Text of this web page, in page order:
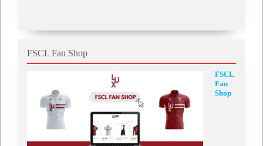
FSCL Fan Shop
FSCL
Fan
Shop